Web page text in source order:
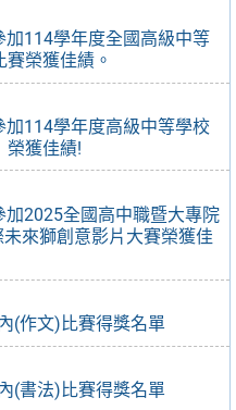
加114學年度全國高級中等
榮獲佳績。
加114學年度高級中等學校
榮獲佳績!
加2025全國高中職暨大專院
來獅創意影片大賽榮獲佳
(作文)比賽得獎名單
(書法)比賽得獎名單